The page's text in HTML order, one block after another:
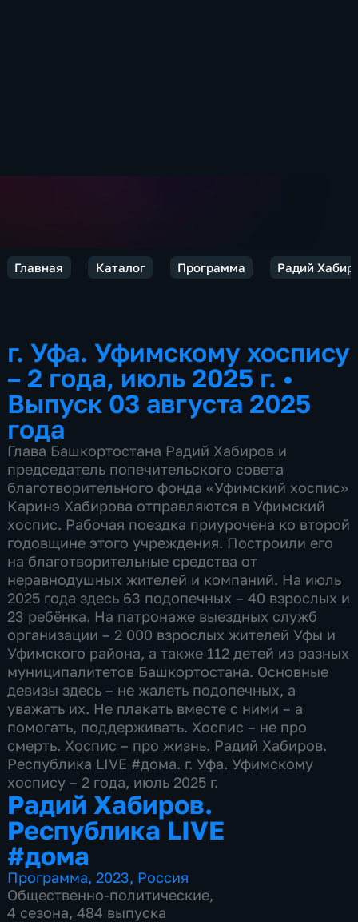
Главная Каталог Программа Радий
г. Уфа. Уфимскому хоспису
– 2 года, июль 2025 г. •
Выпуск 03 августа 2025
года
Глава Башкортостана Радий Хабиров и
председатель попечительского совета
благотворительного фонда «Уфимский хоспис»
Каринэ Хабирова отправляются в Уфимский
хоспис. Рабочая поездка приурочена ко второй
годовщине этого учреждения. Построили его
на благотворительные средства от
неравнодушных жителей и компаний. На июль
2025 года здесь 63 подопечных – 40 взрослых и
23 ребёнка. На патронаже выездных служб
организации – 2 000 взрослых жителей Уфы и
Уфимского района, а также 112 детей из разных
муниципалитетов Башкортостана. Основные
девизы здесь – не жалеть подопечных, а
уважать их. Не плакать вместе с ними – а
помогать, поддерживать. Хоспис – не про
смерть. Хоспис – про жизнь. Радий Хабиров.
Республика LIVE #дома. г. Уфа. Уфимскому
хоспису – 2 года, июль 2025 г.
Радий Хабиров.
Республика LIVE
#дома
Программа,2023, Россия
Общественно-политические,
4 сезона, 484 выпуска